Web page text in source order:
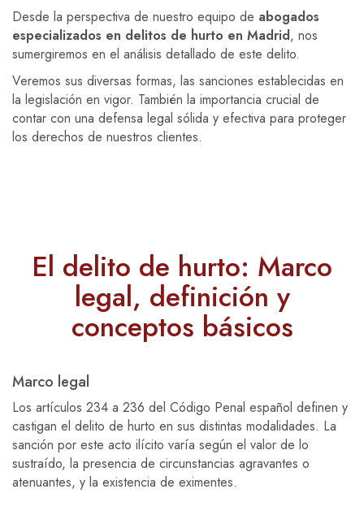
Desde la perspectiva de nuestro equipo de abogados
especializados en delitos de hurto en Madrid, nos
sumergiremos en el análisis detallado de este delito.
Veremos sus diversas formas, las sanciones establecidas en
la legislación en vigor. También la importancia crucial de
contar con una defensa legal sólida y efectiva para proteger
los derechos de nuestros clientes.
El delito de hurto: Marco
legal, definición y
conceptos básicos
Marco legal
Los artículos 234 a 236 del Código Penal español definen y
castigan el delito de hurto en sus distintas modalidades. La
sanción por este acto ilícito varía según el valor de lo
sustraído, la presencia de circunstancias agravantes o
atenuantes, y la existencia de eximentes.